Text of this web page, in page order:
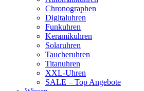
Chronographen
Digitaluhren
Funkuhren
Keramikuhren
Solaruhren
Taucheruhren
Titanuhren
XXL-Uhren
SALE – Top Angebote